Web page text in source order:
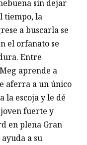
sin dejar
tiempo, la
a buscarla se
el orfanato se
Entre
aprende a
aferra a un único
la escoja y le dé
fuerte y
en plena Gran
a su